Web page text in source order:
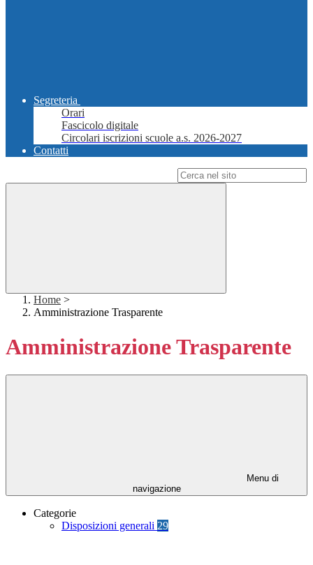
Segreteria
Orari
Fascicolo digitale
Circolari iscrizioni scuole a.s. 2026-2027
Contatti
Home >
Amministrazione Trasparente
Amministrazione Trasparente
Menu di
navigazione
Categorie
Disposizioni generali 29